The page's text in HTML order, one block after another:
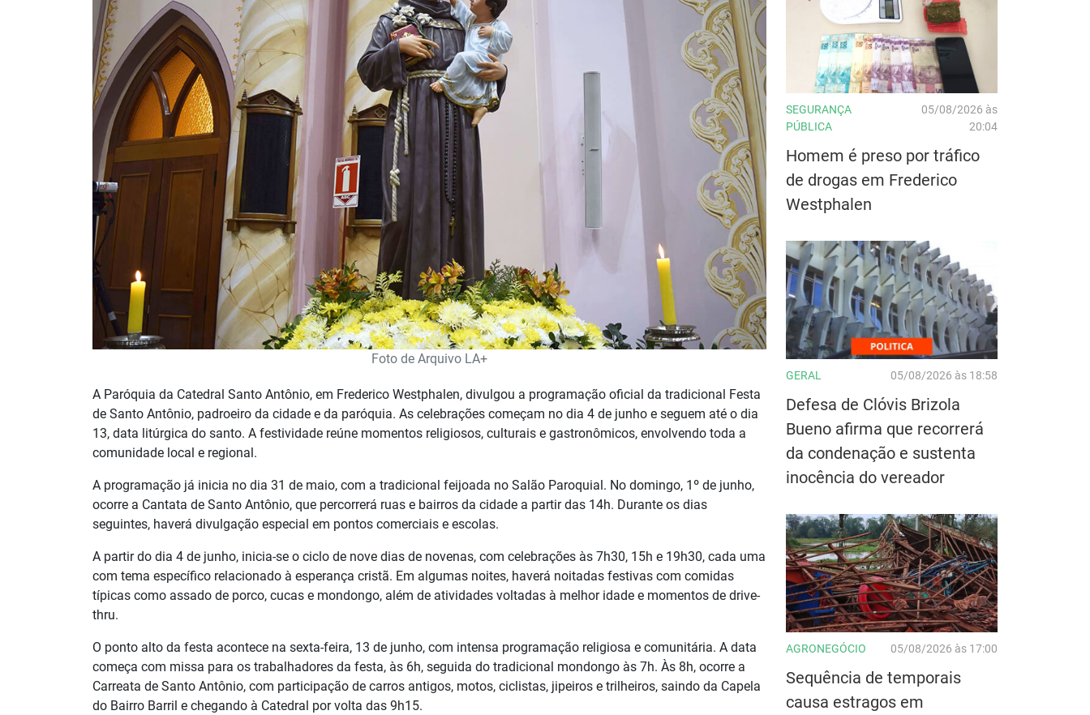
Foto de Arquivo LA+
A Paróquia da Catedral Santo Antônio, em Frederico Westphalen, divulgou a programação oficial da tradicional Festa
de Santo Antônio, padroeiro da cidade e da paróquia. As celebrações começam no dia 4 de junho e seguem até o dia
13, data litúrgica do santo. A festividade reúne momentos religiosos, culturais e gastronômicos, envolvendo toda a
comunidade local e regional.
A programação já inicia no dia 31 de maio, com a tradicional feijoada no Salão Paroquial. No domingo, 1º de junho,
ocorre a Cantata de Santo Antônio, que percorrerá ruas e bairros da cidade a partir das 14h. Durante os dias
seguintes, haverá divulgação especial em pontos comerciais e escolas.
A partir do dia 4 de junho, inicia-se o ciclo de nove dias de novenas, com celebrações às 7h30, 15h e 19h30, cada uma
com tema específico relacionado à esperança cristã. Em algumas noites, haverá noitadas festivas com comidas
típicas como assado de porco, cucas e mondongo, além de atividades voltadas à melhor idade e momentos de drive-
thru.
O ponto alto da festa acontece na sexta-feira, 13 de junho, com intensa programação religiosa e comunitária. A data
começa com missa para os trabalhadores da festa, às 6h, seguida do tradicional mondongo às 7h. Às 8h, ocorre a
Carreata de Santo Antônio, com participação de carros antigos, motos, ciclistas, jipeiros e trilheiros, saindo da Capela
do Bairro Barril e chegando à Catedral por volta das 9h15.
SEGURANÇA
PÚBLICA
05/08/2026 às
20:04
Homem é preso por tráfico
de drogas em Frederico
Westphalen
GERAL 05/08/2026 às 18:58
Defesa de Clóvis Brizola
Bueno afirma que recorrerá
da condenação e sustenta
inocência do vereador
AGRONEGÓCIO 05/08/2026 às 17:00
Sequência de temporais
causa estragos em